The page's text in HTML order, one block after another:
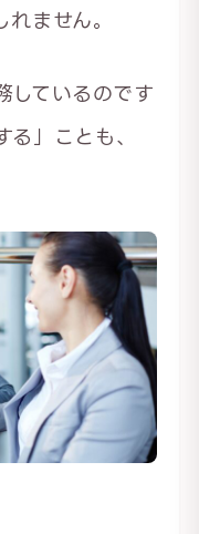
ません。
しているのです
」ことも、